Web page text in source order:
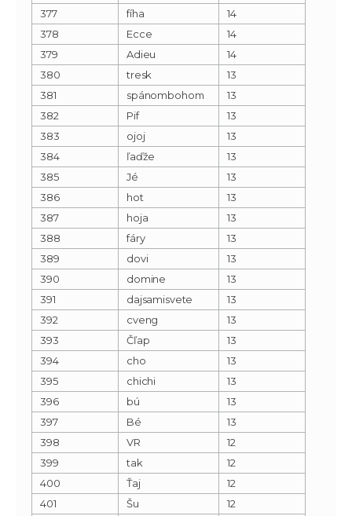
377
fíha
14
378
Ecce
14
379
Adieu
14
380
tresk
13
381
spánombohom
13
382
Pif
13
383
ojoj
13
384
ľaďže
13
385
Jé
13
386
hot
13
387
hoja
13
388
fáry
13
389
dovi
13
390
domine
13
391
dajsamisvete
13
392
cveng
13
393
Čľap
13
394
cho
13
395
chichi
13
396
bú
13
397
Bé
13
398
VR
12
399
tak
12
400
Ťaj
12
401
Šu
12